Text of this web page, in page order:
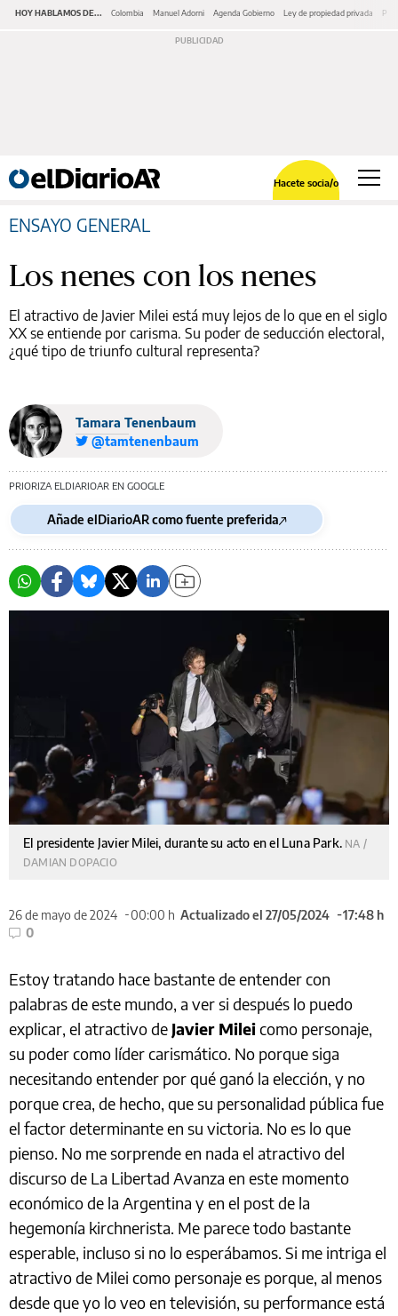
HOY HABLAMOS DE... Colombia Manuel Adorni Agenda Gobierno Ley de propiedad privada
Hacete socia/o
ENSAYO GENERAL
Los nenes con los nenes
El atractivo de Javier Milei está muy lejos de lo que en el siglo
XX se entiende por carisma. Su poder de seducción electoral,
¿qué tipo de triunfo cultural representa?
Tamara Tenenbaum
@tamtenenbaum
PRIORIZA ELDIARIOAR EN GOOGLE
Añade elDiarioAR como fuente preferida
El presidente Javier Milei, durante su acto en el Luna Park. NA /
DAMIAN DOPACIO
26 de mayo de 2024 00:00 h Actualizado el 27/05/2024
17:48 h
0
Estoy tratando hace bastante de entender con
palabras de este mundo, a ver si después lo puedo
explicar, el atractivo de Javier Mileicomo personaje,
su poder como líder carismático. No porque siga
necesitando entender por qué ganó la elección, y no
porque crea, de hecho, que su personalidad pública fue
el factor determinante en su victoria. No es lo que
pienso. No me sorprende en nada el atractivo del
discurso de La Libertad Avanza en este momento
económico de la Argentina y en el post de la
hegemonía kirchnerista. Me parece todo bastante
esperable, incluso si no lo esperábamos. Si me intriga el
atractivo de Milei como personaje es porque, al menos
desde que yo lo veo en televisión, su performance está